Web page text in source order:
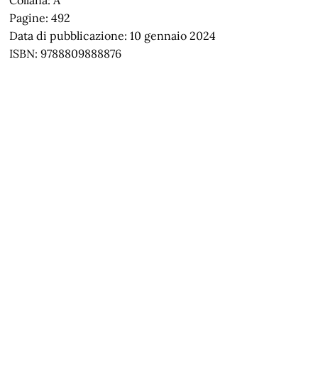
Pagine: 492
Data di pubblicazione: 10 gennaio 2024
ISBN: 9788809888876